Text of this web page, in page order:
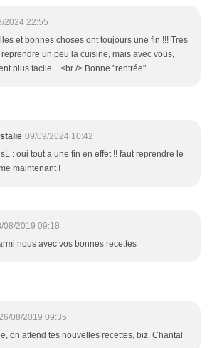
2024 22:55
et bonnes choses ont toujours une fin !!! Très
un peu la cuisine, mais avec vous,
plus facile....<br /> Bonne "rentrée"
09/09/2024 10:42
: oui tout a une fin en effet !! faut reprendre le
maintenant !
08/2019 09:18
nous avec vos bonnes recettes
08/2019 09:35
on attend tes nouvelles recettes, biz. Chantal